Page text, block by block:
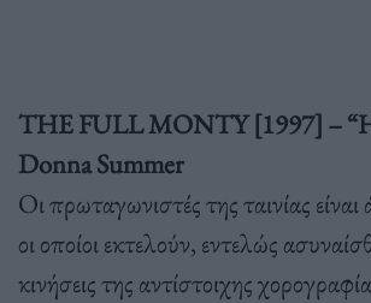
THE FULL MONTY [1997] –
Donna Summer
Οι πρωταγωνιστές της ταινίας είναι
οι οποίοι εκτελούν, εντελώς
κινήσεις της αντίστοιχης